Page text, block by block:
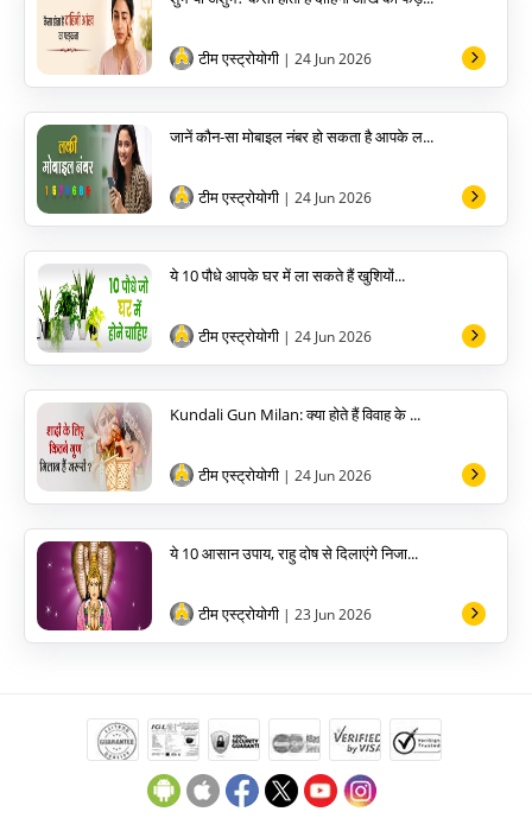
टीम एस्ट्रोयोगी | 24 Jun 2026
जानें कौन-सा मोबाइल नंबर हो सकता है आपके ल...
टीम एस्ट्रोयोगी | 24 Jun 2026
ये 10 पौधे आपके घर में ला सकते हैं खुशियों...
टीम एस्ट्रोयोगी | 24 Jun 2026
Kundali Gun Milan: क्या होते हैं विवाह के ...
टीम एस्ट्रोयोगी | 24 Jun 2026
ये 10 आसान उपाय, राहु दोष से दिलाएंगे निजा...
टीम एस्ट्रोयोगी | 23 Jun 2026